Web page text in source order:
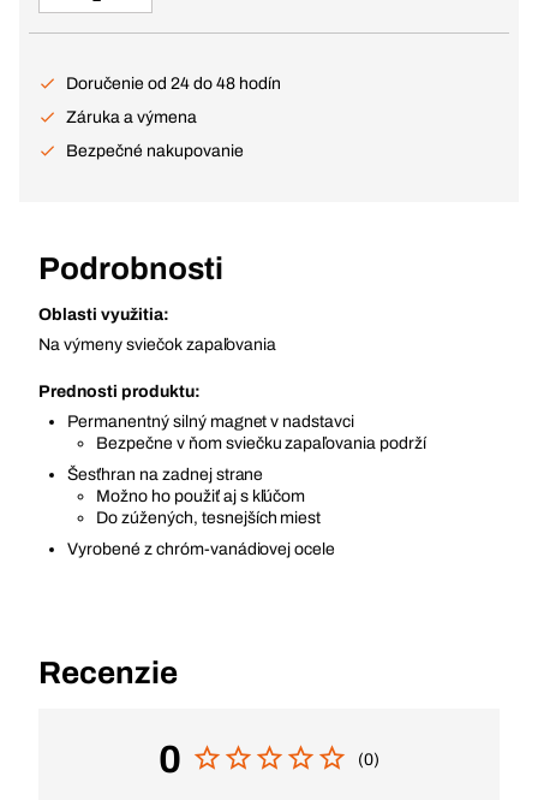
Doručenie od 24 do 48 hodín
Záruka a výmena
Bezpečné nakupovanie
Podrobnosti
Oblasti využitia:
Na výmeny sviečok zapaľovania
Prednosti produktu:
Permanentný silný magnet v nadstavci
Bezpečne v ňom sviečku zapaľovania podrží
Šesťhran na zadnej strane
Možno ho použiť aj s kľúčom
Do zúžených, tesnejších miest
Vyrobené z chróm-vanádiovej ocele
Recenzie
0 (0)